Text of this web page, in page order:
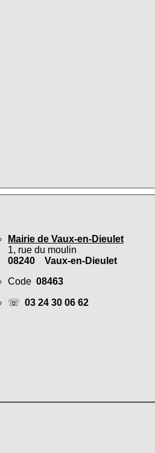
Mairie de Vaux-en-Dieulet
1, rue du moulin
08240 Vaux-en-Dieulet
Code 08463
☏ 03 24 30 06 62